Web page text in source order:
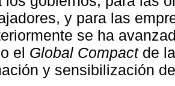
y para las
se ha
el Global Compact de
y sensibilización